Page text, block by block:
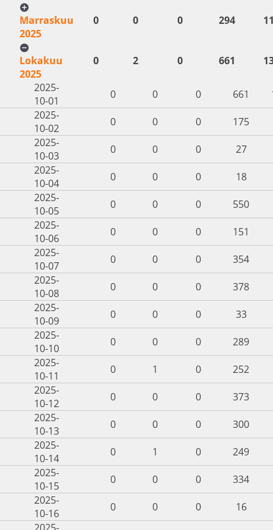
Marraskuu
2025
0 0 0 294
Lokakuu
2025
0 2 0 661
2025-
10-01
0 0 0 661
2025-
10-02
0 0 0
175
2025-
10-03
0 0 0
27
2025-
10-04
0 0 0
18
2025-
10-05
0 0 0
550
2025-
10-06
0 0 0
151
2025-
10-07
0 0 0
354
2025-
10-08
0 0 0
378
2025-
10-09
0 0 0
33
2025-
10-10
0 0 0
289
2025-
10-11
0 1 0
252
2025-
10-12
0 0 0
373
2025-
10-13
0 0 0
300
2025-
10-14
0 1 0
249
2025-
10-15
0 0 0
334
2025-
10-16
0 0 0
16
2025-